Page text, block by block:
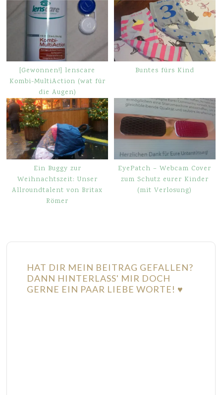
[Gewonnen!] lenscare
Kombi-MultiAction (wat für
die Augen)
Buntes fürs Kind
Ein Buggy zur
Weihnachtszeit: Unser
Allroundtalent von Britax
Römer
EyePatch – Webcam Cover
zum Schutz eurer Kinder
(mit Verlosung)
HAT DIR MEIN BEITRAG GEFALLEN?
DANN HINTERLASS' MIR DOCH
GERNE EIN PAAR LIEBE WORTE! ♥